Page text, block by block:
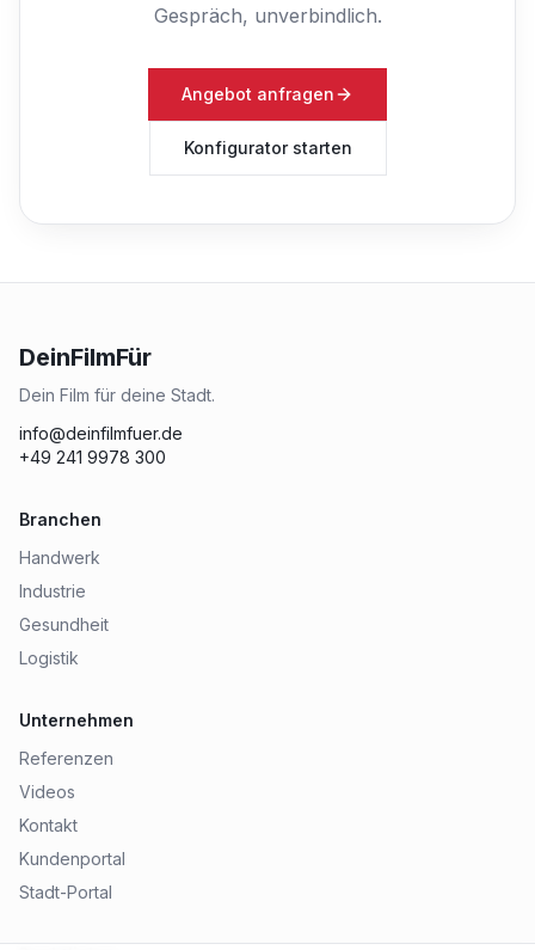
Gespräch, unverbindlich.
Angebot anfragen
Konfigurator starten
DeinFilmFür
Dein Film für deine Stadt.
info@deinfilmfuer.de
+49 241 9978 300
Branchen
Handwerk
Industrie
Gesundheit
Logistik
Unternehmen
Referenzen
Videos
Kontakt
Kundenportal
Stadt-Portal